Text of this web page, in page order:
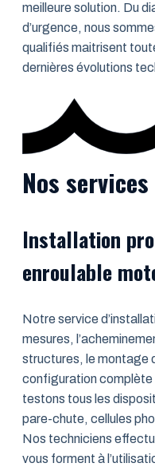
meilleure solution. Du
d’urgence, nous
qualifiés maitrisent
dernières évolutions
Nos
Installation
enroulable
Notre service
mesures,
structures, le montage
configuration complète
testons tous les
pare-chute, cellules
Nos techniciens
vous forment à